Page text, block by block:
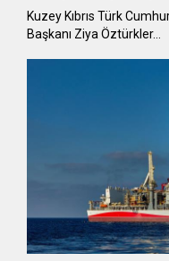
Kuzey Kıbrıs Türk
Başkanı Ziya Öztürkler…